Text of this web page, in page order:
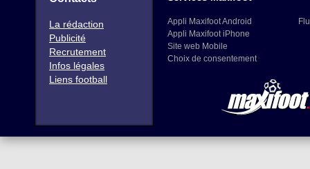
La rédaction
Publicité
Recrutement
Infos légales
Liens football
Appli Maxifoot Android
Appli Maxifoot iPhone
Site web Mobile
Choix de consentement